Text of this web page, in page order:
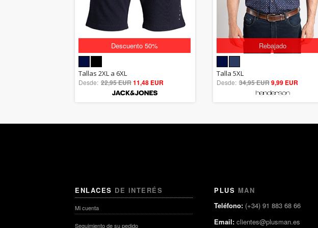
Descuento 50%
5.00
out of 5
Tallas 2XL a 6XL
Desde: 22,95 EUR11,48 EUR
Rebajado
out of 5
Talla 5XL
Desde: 34,95 EUR9,99 EUR
ENLACES DE INTERÉS
Mi cuenta
Seguimiento de su pedido
PLUS MAN
Teléfono: (+34) 91 883 68 66
Email: clientes@plusman.es